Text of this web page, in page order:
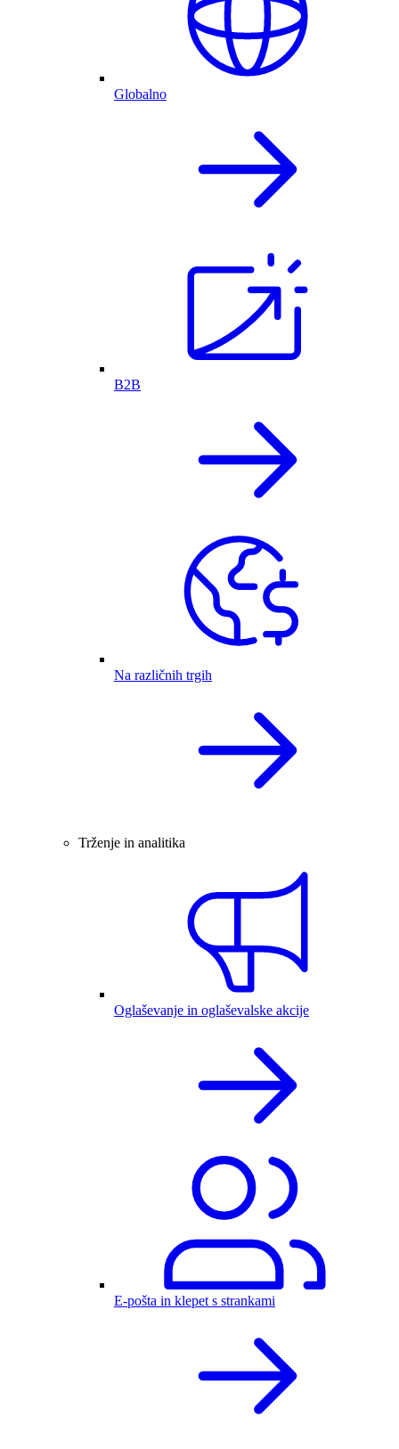
Globalno
B2B
Na različnih trgih
Trženje in analitika
Oglaševanje in oglaševalske akcije
E-pošta in klepet s strankami